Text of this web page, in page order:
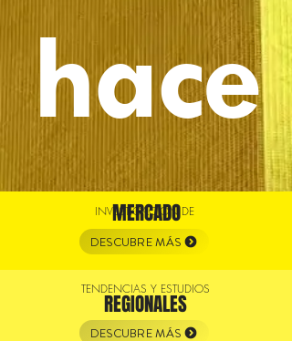
hace
mos
MERCADO
INVESTIGACIÓN DE
DESCUBRE MÁS
TENDENCIAS Y ESTUDIOS
REGIONALES
DESCUBRE MÁS